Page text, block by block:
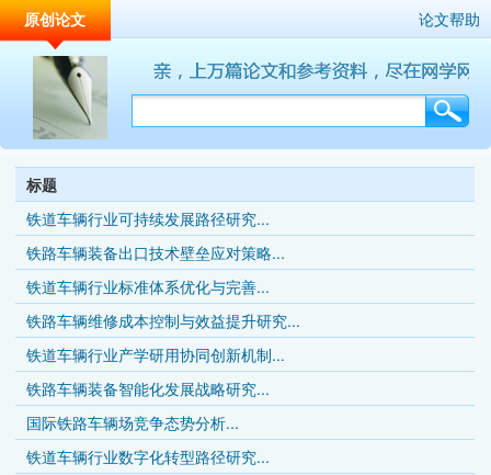
原创论文 论文帮助
标题
铁道车辆行业可持续发展路径研究...
铁路车辆装备出口技术壁垒应对策略...
铁道车辆行业标准体系优化与完善...
铁路车辆维修成本控制与效益提升研究...
铁道车辆行业产学研用协同创新机制...
铁路车辆装备智能化发展战略研究...
国际铁路车辆场竞争态势分析...
铁道车辆行业数字化转型路径研究...